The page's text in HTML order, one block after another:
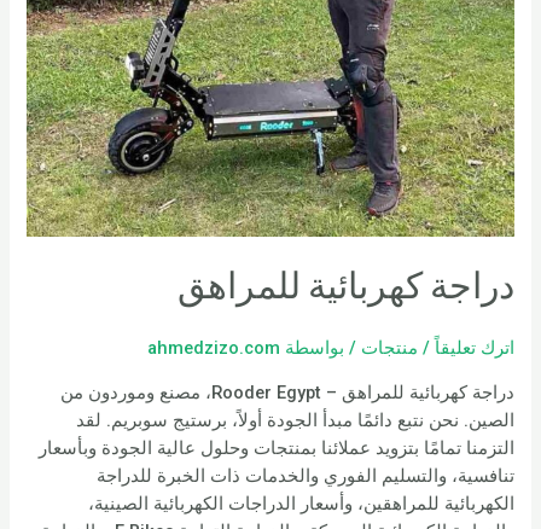
دراجة كهربائية للمراهق
اترك تعليقاً / منتجات / بواسطة ahmedzizo.com
دراجة كهربائية للمراهق – Rooder Egypt، مصنع وموردون من
الصين. نحن نتبع دائمًا مبدأ الجودة أولاً، برستيج سوبريم. لقد
التزمنا تمامًا بتزويد عملائنا بمنتجات وحلول عالية الجودة وبأسعار
تنافسية، والتسليم الفوري والخدمات ذات الخبرة للدراجة
الكهربائية للمراهقين، وأسعار الدراجات الكهربائية الصينية،